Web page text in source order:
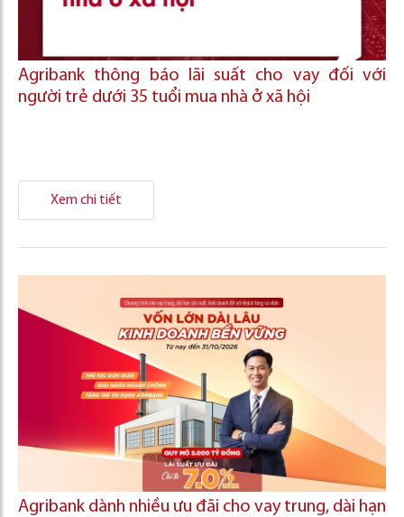
Agribank thông báo lãi suất cho vay đối với
người trẻ dưới 35 tuổi mua nhà ở xã hội
Xem chi tiết
Agribank dành nhiều ưu đãi cho vay trung, dài hạn